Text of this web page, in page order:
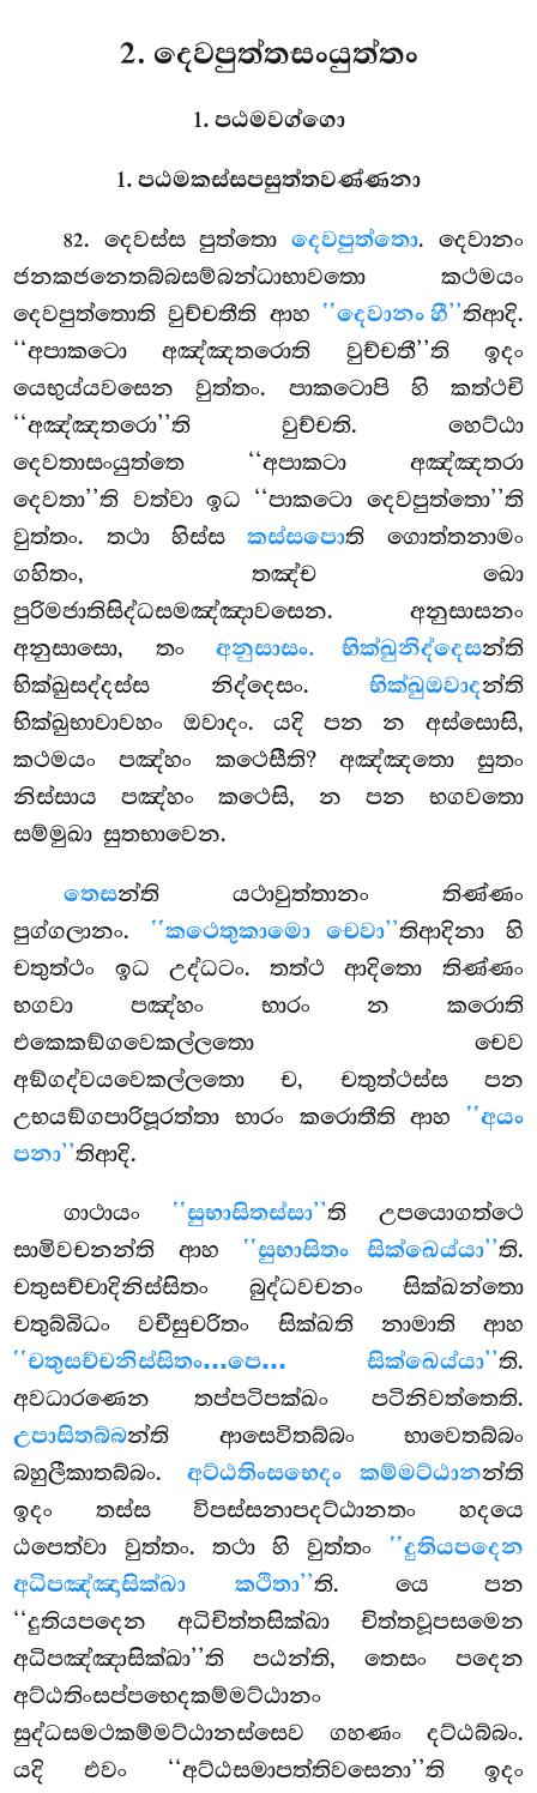
2. දෙවපුත්තසංයුත්තං
1. පඨමවග්ගො
1. පඨමකස්සපසුත්තවණ්ණනා
82. දෙවස්සපුත්තොදෙවපුත්තො. දෙවානං
ජනකජනෙතබ්බසම්බන්ධාභාවතො කථමයං
දෙවපුත්තොති වුච්චතීති ආහ ‘‘දෙවානං හී’’තිආදි.
‘‘අපාකටො අඤ්ඤතරොති වුච්චතී’’ති ඉදං
යෙභුය්යවසෙන වුත්තං. පාකටොපි හි කත්ථචි
‘‘අඤ්ඤතරො’’ති වුච්චති. හෙට්ඨා
දෙවතාසංයුත්තෙ ‘‘අපාකටා අඤ්ඤතරා
දෙවතා’’ති වත්වා ඉධ ‘‘පාකටො දෙවපුත්තො’’ති
වුත්තං. තථා හිස්සකස්සපොති ගොත්තනාමං
ගහිතං, තඤ්ච ඛො
පුරිමජාතිසිද්ධසමඤ්ඤාවසෙන. අනුසාසනං
අනුසාසො, තංඅනුසාසං. භික්ඛුනිද්දෙසන්ති
භික්ඛුසද්දස්ස නිද්දෙසං. භික්ඛුඔවාදන්ති
භික්ඛුභාවාවහං ඔවාදං. යදි පන න අස්සොසි,
කථමයං පඤ්හං කථෙසීති? අඤ්ඤතො සුතං
නිස්සාය පඤ්හං කථෙසි, න පන භගවතො
සම්මුඛා සුතභාවෙන.
තෙසන්ති යථාවුත්තානං තිණ්ණං
පුග්ගලානං. ‘‘කථෙතුකාමො චෙවා’’තිආදිනා හි
චතුත්ථං ඉධ උද්ධටං. තත්ථ ආදිතො තිණ්ණං
භගවා පඤ්හං භාරං න කරොති
එකෙකඞ්ගවෙකල්ලතො චෙව
අඞ්ගද්වයවෙකල්ලතො ච, චතුත්ථස්ස පන
උභයඞ්ගපාරිපූරත්තා භාරං කරොතීති ආහ ‘‘අයං
පනා’’තිආදි.
ගාථායං ‘‘සුභාසිතස්සා’’ති උපයොගත්ථෙ
සාමිවචනන්ති ආහ ‘‘සුභාසිතං සික්ඛෙය්යා’’ති.
චතුසච්චාදිනිස්සිතං බුද්ධවචනං සික්ඛන්තො
චතුබ්බිධං වචීසුචරිතං සික්ඛති නාමාති ආහ
‘‘චතුසච්චනිස්සිතං…පෙ… සික්ඛෙය්යා’’ති.
අවධාරණෙන තප්පටිපක්ඛං පටිනිවත්තෙති.
උපාසිතබ්බන්ති ආසෙවිතබ්බං භාවෙතබ්බං
බහුලීකාතබ්බං. අට්ඨතිංසභෙදං කම්මට්ඨානන්ති
ඉදං තස්ස විපස්සනාපදට්ඨානතං හදයෙ
ඨපෙත්වා වුත්තං. තථා හි වුත්තං ‘‘දුතියපදෙන
අධිපඤ්ඤාසික්ඛා කථිතා’’ති. යෙ පන
‘‘දුතියපදෙන අධිචිත්තසික්ඛා චිත්තවූපසමෙන
අධිපඤ්ඤාසික්ඛා’’තිපඨන්ති, තෙසං පදෙන
අට්ඨතිංසප්පභෙදකම්මට්ඨානං
සුද්ධසමථකම්මට්ඨානස්සෙව ගහණං දට්ඨබ්බං.
යදි එවං ‘‘අට්ඨසමාපත්තිවසෙනා’’ති ඉදං